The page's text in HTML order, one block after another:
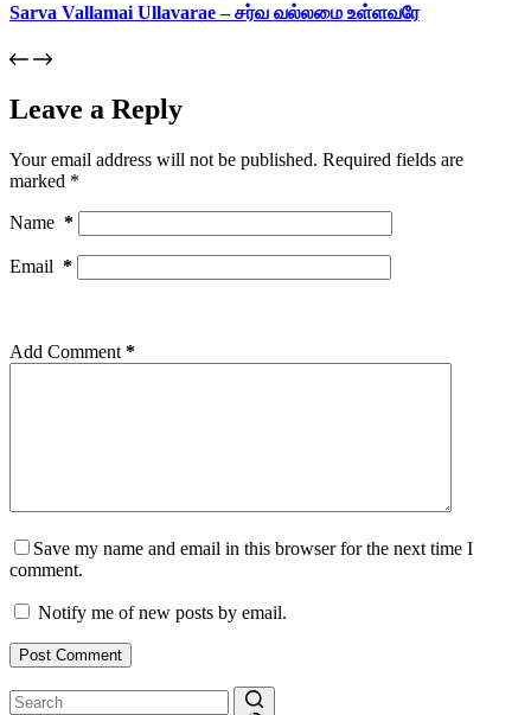
Sarva Vallamai Ullavarae – சர்வ வல்லமை உள்ளவரே
Leave a Reply
Your email address will not be published. Required fields are
marked *
Name *
Email *
Add Comment *
Save my name and email in this browser for the next time I
comment.
Notify me of new posts by email.
Post Comment